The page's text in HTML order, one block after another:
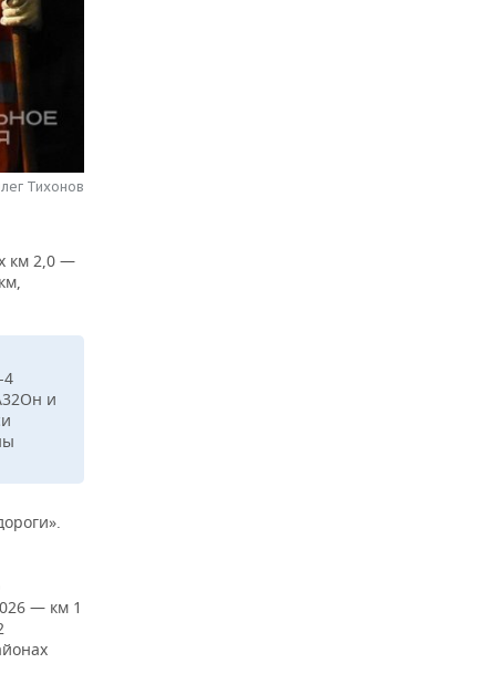
Тихонов
км 2,0 —
4
и
— км 1